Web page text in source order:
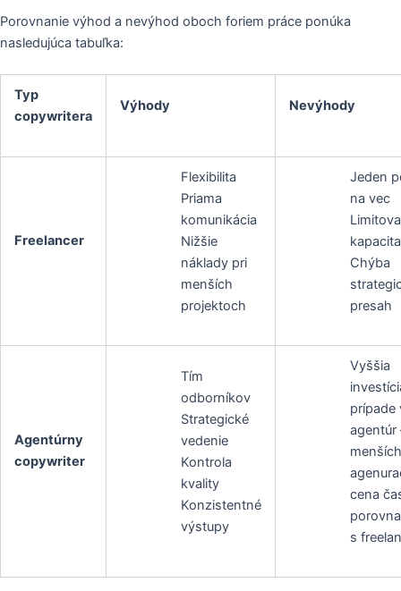
Porovnanie výhod a nevýhod oboch foriem práce ponúka
nasledujúca tabuľka:
Typ
copywritera
Výhody Nevýhody
Freelancer
Flexibilita
Priama
komunikácia
Nižšie
náklady pri
menších
projektoch
Jeden
na vec
kapacita
Chýba
presah
Agentúrny
copywriter
Tím
odborníkov
Strategické
vedenie
Kontrola
kvality
Konzistentné
výstupy
Vyššia
prípade
agentúr
cena
s